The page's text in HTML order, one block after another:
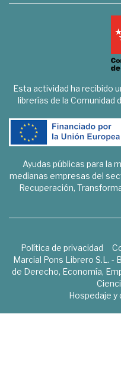
Esta actividad ha recibido
librerías de la Comunidad
Ayudas públicas para la
medianas empresas del
Recuperación,
Política de privacidad
Marcial Pons Librero S.L. -
de Derecho, Economía,
Hospedaje y